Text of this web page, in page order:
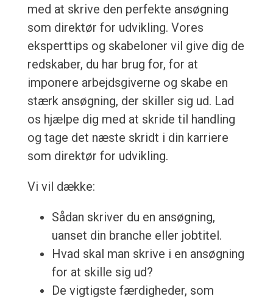
med at skrive den perfekte ansøgning
som direktør for udvikling. Vores
eksperttips og skabeloner vil give dig de
redskaber, du har brug for, for at
imponere arbejdsgiverne og skabe en
stærk ansøgning, der skiller sig ud. Lad
os hjælpe dig med at skride til handling
og tage det næste skridt i din karriere
som direktør for udvikling.
Vi vil dække:
Sådan skriver du en ansøgning,
uanset din branche eller jobtitel.
Hvad skal man skrive i en ansøgning
for at skille sig ud?
De vigtigste færdigheder, som